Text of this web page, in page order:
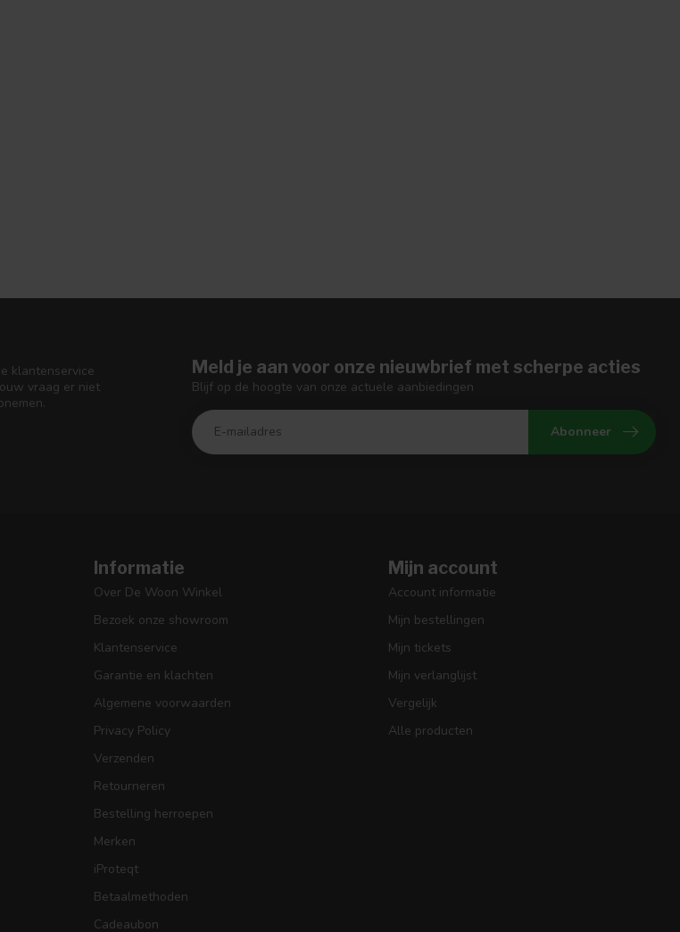
klantenservice
vraag er niet
Meld je aan voor onze nieuwbrief met scherpe acties
Blijf op de hoogte van onze actuele aanbiedingen
Abonneer
Informatie
Over De Woon Winkel
Bezoek onze showroom
Klantenservice
Garantie en klachten
Algemene voorwaarden
Privacy Policy
Verzenden
Retourneren
Bestelling herroepen
Merken
iProteqt
Betaalmethoden
Cadeaubon
Mijn account
Account informatie
Mijn bestellingen
Mijn tickets
Mijn verlanglijst
Vergelijk
Alle producten